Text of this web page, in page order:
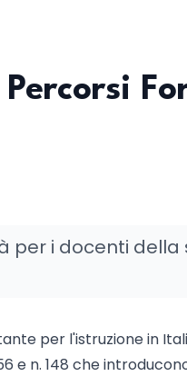
per i docenti
per l'istruzione in
e n. 148 che